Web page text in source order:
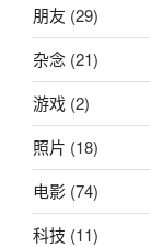
朋友 (29)
杂念 (21)
游戏 (2)
照片 (18)
电影 (74)
科技 (11)